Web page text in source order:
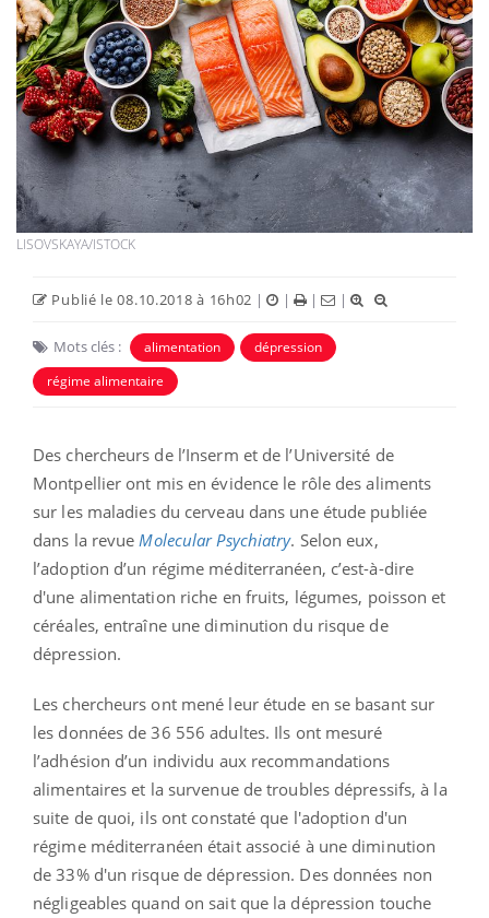
LISOVSKAYA/ISTOCK
Publié le 08.10.2018 à 16h02 | | | |
Mots clés : alimentation
dépression
régime alimentaire
Des chercheurs de l’Inserm et de l’Université de
Montpellier ont mis en évidence le rôle des aliments
sur les maladies du cerveau dans une étude publiée
dans la revue Molecular Psychiatry. Selon eux,
l’adoption d’un régime méditerranéen, c’est-à-dire
d'une alimentation riche en fruits, légumes, poisson et
céréales, entraîne une diminution du risque de
dépression.
Les chercheurs ont mené leur étude en se basant sur
les données de 36 556 adultes. Ils ont mesuré
l’adhésion d’un individu aux recommandations
alimentaires et la survenue de troubles dépressifs, à la
suite de quoi, ils ont constaté que l'adoption d'un
régime méditerranéen était associé à une diminution
de 33% d'un risque de dépression. Des données non
négligeables quand on sait que la dépression touche